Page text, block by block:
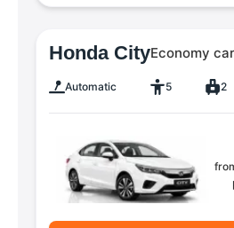
Honda CityEconomy car
Automatic 5 2